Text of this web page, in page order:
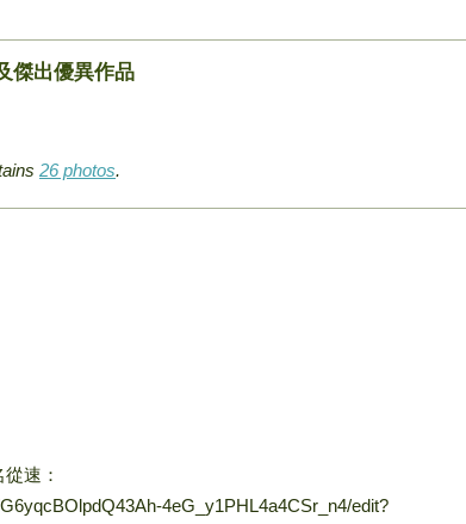
傑出優異作品
26 photos.
速：
4eG_y1PHL4a4CSr_n4/edit?